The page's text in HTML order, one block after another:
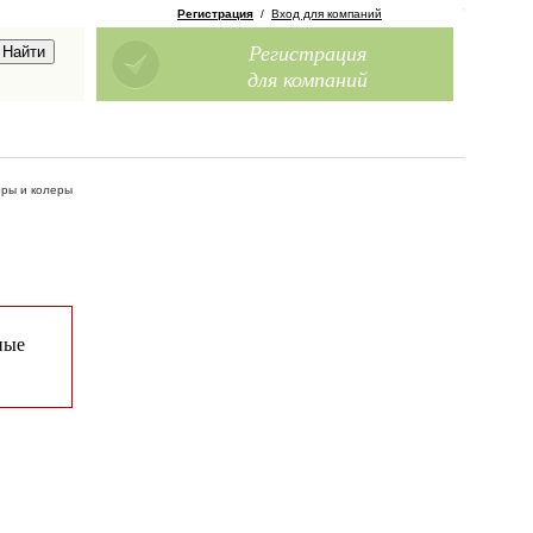
Регистрация / Вход для компаний
Регистрация
для компаний
и колеры